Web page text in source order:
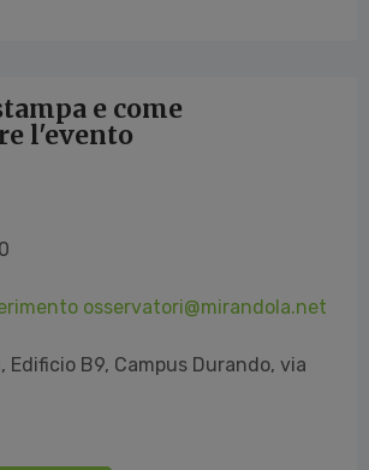
e come
l'evento
osservatori@mirandola.net
Edificio B9, Campus Durando, via